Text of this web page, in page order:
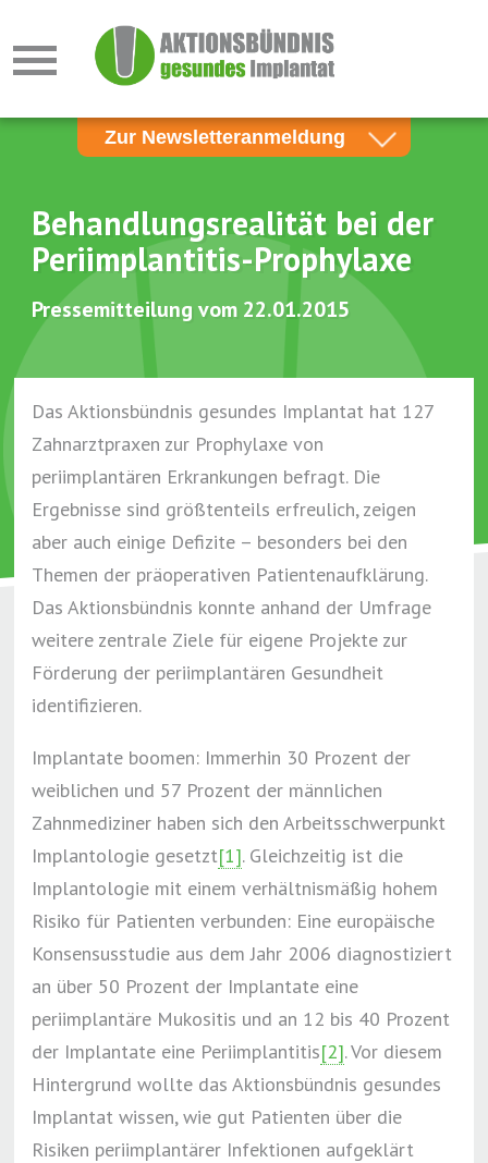
Newsletter für Zahnärzte
E-Mail*
Neu laden
Bitte geben Sie den Schriftzug ein!
Anmelden
Zur Newsletteranmeldung
Behandlungsrealität bei der
Periimplantitis-Prophylaxe
Pressemitteilung vom 22.01.2015
Das Aktionsbündnis gesundes Implantat hat 127
Zahnarztpraxen zur Prophylaxe von
periimplantären Erkrankungen befragt. Die
Ergebnisse sind größtenteils erfreulich, zeigen
aber auch einige Defizite – besonders bei den
Themen der präoperativen Patientenaufklärung.
Das Aktionsbündnis konnte anhand der Umfrage
weitere zentrale Ziele für eigene Projekte zur
Förderung der periimplantären Gesundheit
identifizieren.
Implantate boomen: Immerhin 30 Prozent der
weiblichen und 57 Prozent der männlichen
Zahnmediziner haben sich den Arbeitsschwerpunkt
Implantologie gesetzt[1]. Gleichzeitig ist die
Implantologie mit einem verhältnismäßig hohem
Risiko für Patienten verbunden: Eine europäische
Konsensusstudie aus dem Jahr 2006 diagnostiziert
an über 50 Prozent der Implantate eine
periimplantäre Mukositis und an 12 bis 40 Prozent
der Implantate eine Periimplantitis[2]. Vor diesem
Hintergrund wollte das Aktionsbündnis gesundes
Implantat wissen, wie gut Patienten über die
Risiken periimplantärer Infektionen aufgeklärt